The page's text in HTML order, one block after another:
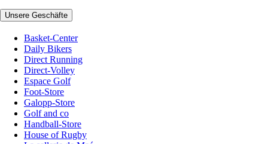
Unsere Geschäfte
Basket-Center
Daily Bikers
Direct Running
Direct-Volley
Espace Golf
Foot-Store
Galopp-Store
Golf and co
Handball-Store
House of Rugby